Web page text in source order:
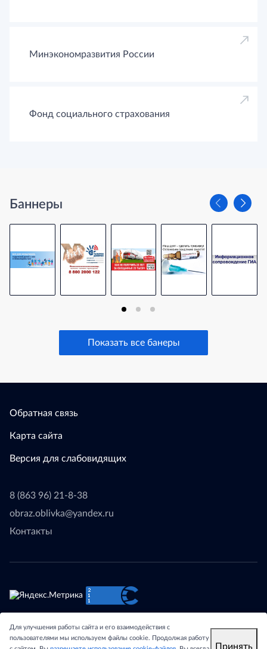
Минэкономразвития России
Фонд социального страхования
Баннеры
Показать все банеры
Обратная связь
Карта сайта
Версия для слабовидящих
8 (863 96) 21-8-38
obraz.oblivka@yandex.ru
Контакты
района Ростовской области.
Для улучшения работы сайта и его взаимодействия с
пользователями мы используем файлы cookie. Продолжая работу
Принять